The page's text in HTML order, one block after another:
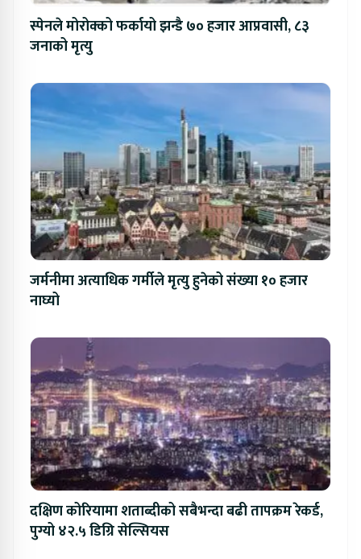
स्पेनले मोरोक्को फर्कायो झन्डै ७० हजार आप्रवासी, ८३
जनाको मृत्यु
जर्मनीमा अत्याधिक गर्मीले मृत्यु हुनेको संख्या १० हजार
नाघ्यो
दक्षिण कोरियामा शताब्दीको सबैभन्दा बढी तापक्रम रेकर्ड,
पुग्यो ४२.५ डिग्रि सेल्सियस